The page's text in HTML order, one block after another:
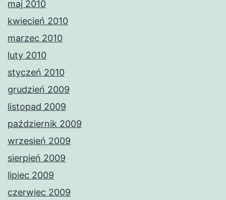
maj 2010
kwiecień 2010
marzec 2010
luty 2010
styczeń 2010
grudzień 2009
listopad 2009
październik 2009
wrzesień 2009
sierpień 2009
lipiec 2009
czerwiec 2009